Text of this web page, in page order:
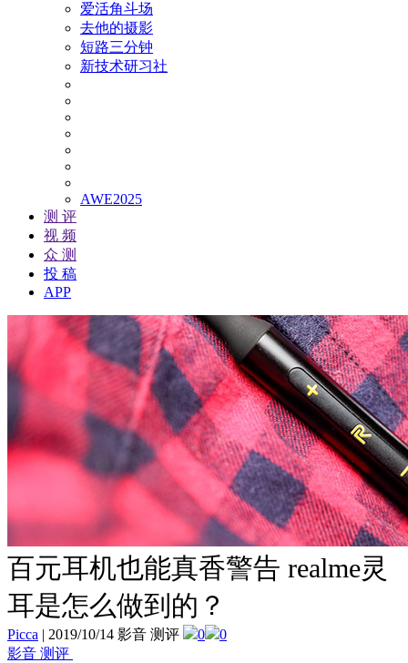
爱活角斗场
去他的摄影
短路三分钟
新技术研习社
AWE2025
测 评
视 频
众 测
投 稿
APP
百元耳机也能真香警告 realme灵
耳是怎么做到的？
Picca | 2019/10/14 影音 测评 0
0
影音 测评